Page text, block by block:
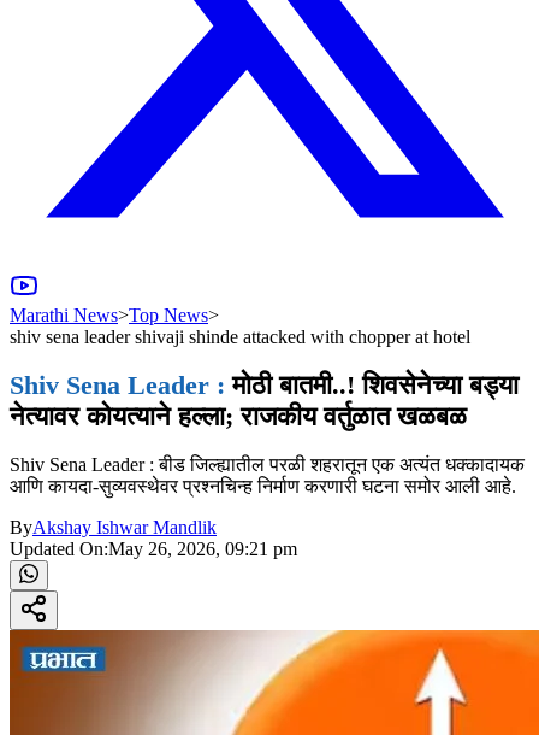
Marathi News>Top News>
shiv sena leader shivaji shinde attacked with chopper at hotel
Shiv Sena Leader : मोठी बातमी..! शिवसेनेच्या बड्या
नेत्यावर कोयत्याने हल्ला; राजकीय वर्तुळात खळबळ
Shiv Sena Leader : बीड जिल्ह्यातील परळी शहरातून एक अत्यंत धक्कादायक
आणि कायदा-सुव्यवस्थेवर प्रश्नचिन्ह निर्माण करणारी घटना समोर आली आहे.
ByAkshay Ishwar Mandlik
Updated On:May 26, 2026, 09:21 pm